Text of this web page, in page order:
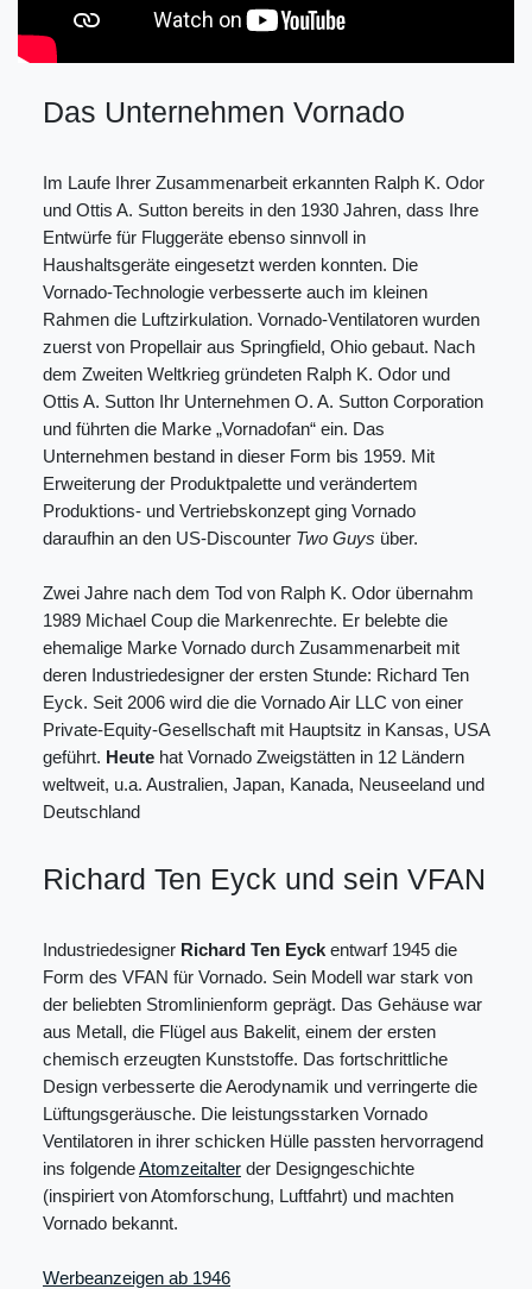
Das Unternehmen Vornado
Im Laufe Ihrer Zusammenarbeit erkannten Ralph K. Odor
und Ottis A. Sutton bereits in den 1930 Jahren, dass Ihre
Entwürfe für Fluggeräte ebenso sinnvoll in
Haushaltsgeräte eingesetzt werden konnten. Die
Vornado-Technologie verbesserte auch im kleinen
Rahmen die Luftzirkulation. Vornado-Ventilatoren wurden
zuerst von Propellair aus Springfield, Ohio gebaut. Nach
dem Zweiten Weltkrieg gründeten Ralph K. Odor und
Ottis A. Sutton Ihr Unternehmen O. A. Sutton Corporation
und führten die Marke „Vornadofan“ ein. Das
Unternehmen bestand in dieser Form bis 1959. Mit
Erweiterung der Produktpalette und verändertem
Produktions- und Vertriebskonzept ging Vornado
daraufhin an den US-Discounter Two Guys über.
Zwei Jahre nach dem Tod von Ralph K. Odor übernahm
1989 Michael Coup die Markenrechte. Er belebte die
ehemalige Marke Vornado durch Zusammenarbeit mit
deren Industriedesigner der ersten Stunde: Richard Ten
Eyck. Seit 2006 wird die die Vornado Air LLC von einer
Private-Equity-Gesellschaft mit Hauptsitz in Kansas, USA
geführt. Heute hat Vornado Zweigstätten in 12 Ländern
weltweit, u.a. Australien, Japan, Kanada, Neuseeland und
Deutschland
Richard Ten Eyck und sein VFAN
Industriedesigner Richard Ten Eyck entwarf 1945 die
Form des VFAN für Vornado. Sein Modell war stark von
der beliebten Stromlinienform geprägt. Das Gehäuse war
aus Metall, die Flügel aus Bakelit, einem der ersten
chemisch erzeugten Kunststoffe. Das fortschrittliche
Design verbesserte die Aerodynamik und verringerte die
Lüftungsgeräusche. Die leistungsstarken Vornado
Ventilatoren in ihrer schicken Hülle passten hervorragend
ins folgendeAtomzeitalter der Designgeschichte
(inspiriert von Atomforschung, Luftfahrt) und machten
Vornado bekannt.
Werbeanzeigen ab 1946